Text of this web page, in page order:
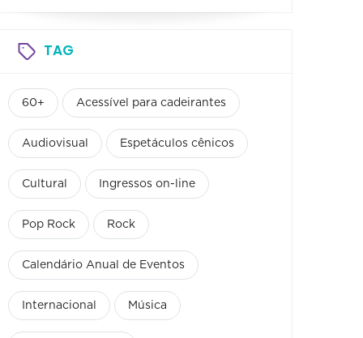
TAG
60+ Acessível para cadeirantes
Audiovisual Espetáculos cênicos
Cultural Ingressos on-line
Pop Rock Rock
Calendário Anual de Eventos
Internacional Música